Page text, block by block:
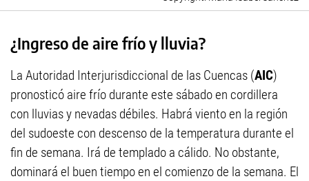
¿Ingreso de aire frío y lluvia?
La Autoridad Interjurisdiccional de las Cuencas (AIC)
pronosticó aire frío durante este sábado en cordillera
con lluvias y nevadas débiles. Habrá viento en la región
del sudoeste con descenso de la temperatura durante el
fin de semana. Irá de templado a cálido. No obstante,
dominará el buen tiempo en el comienzo de la semana. El